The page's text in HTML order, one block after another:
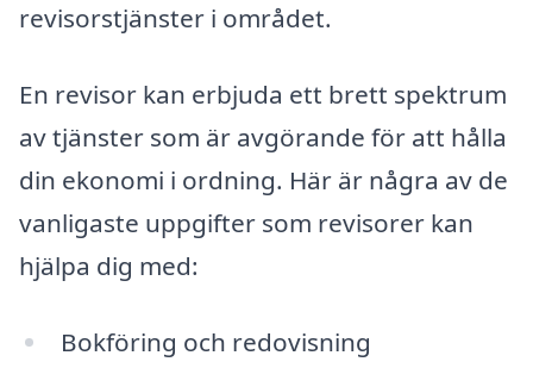
revisorstjänster i området.
En revisor kan erbjuda ett brett spektrum
av tjänster som är avgörande för att hålla
din ekonomi i ordning. Här är några av de
vanligaste uppgifter som revisorer kan
hjälpa dig med:
Bokföring och redovisning